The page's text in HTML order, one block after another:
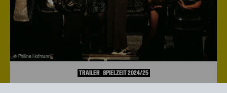
© Philine Hofmann
TRAILER SPIELZEIT 2024/25